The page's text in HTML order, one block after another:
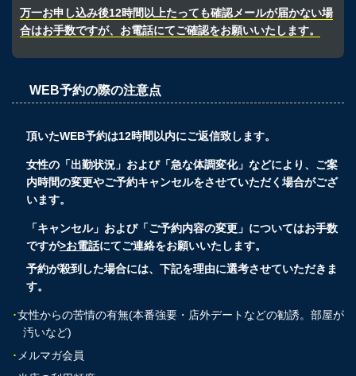
万一お申し込み後12時間以上たっても確認メールが届かない場
合はお手数ですが、お電話にてご確認をお願いいたします。
WEB予約の際の注意点
頂いたWEB予約は12時間以内にご返信致します。
女性の「出勤状況」および「急な体調変化」などにより、ご案
内時間の変更やご予約キャンセルをさせていただく場合がござ
います。
「キャンセル」および「ご予約内容の変更」についてはお手数
ですが>お電話にてご連絡をお願いいたします。
予約が殺到した場合には、下記を理由に選考させていただきま
す。
･女性からの苦情の有無(本番強要・店外デートなどの勧誘。部屋が
汚いなど)
･ メルマガ会員